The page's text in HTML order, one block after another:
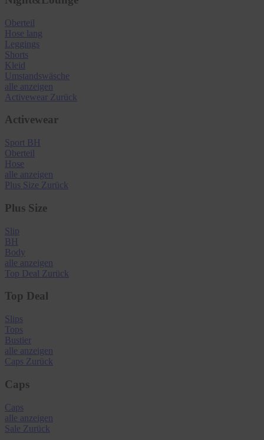
Oberteil
Hose lang
Leggings
Shorts
Kleid
Umstandswäsche
alle anzeigen
Activewear Zurück
Activewear
Sport BH
Oberteil
Hose
alle anzeigen
Plus Size Zurück
Plus Size
Slip
BH
Body
alle anzeigen
Top Deal Zurück
Top Deal
Slips
Tops
Bustier
alle anzeigen
Caps Zurück
Caps
Caps
alle anzeigen
Sale Zurück